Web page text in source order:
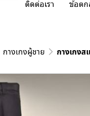
ติดต่อเรา ข้อตก
กางเกงผู้ชาย กางเกง